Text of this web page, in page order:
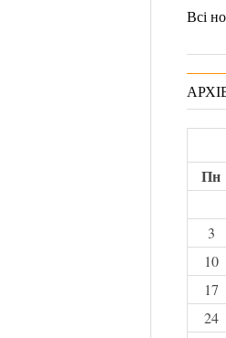
Всі
Пн
3
10
17
24